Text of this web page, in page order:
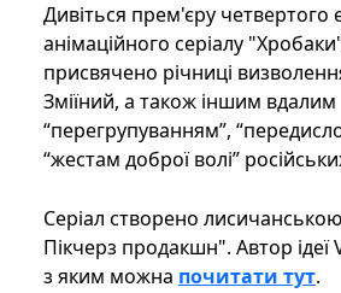
Дивіться прем'єру четвертого
анімаційного серіалу
присвячено річниці
Зміїний, а також іншим вдалим
“перегрупуванням”,
“жестам доброї волі”
Серіал створено
Пікчерз продакшн". Автор ідеї
з яким можна почитати тут.